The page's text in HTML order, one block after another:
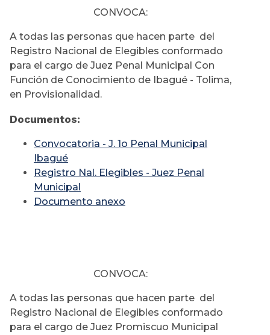
CONVOCA:
A todas las personas que hacen parte del
Registro Nacional de Elegibles conformado
para el cargo de Juez Penal Municipal Con
Función de Conocimiento de Ibagué - Tolima,
en Provisionalidad.
Documentos:
Convocatoria - J. 1o Penal Municipal
Ibagué
Registro Nal. Elegibles - Juez Penal
Municipal
Documento anexo
CONVOCA:
A todas las personas que hacen parte del
Registro Nacional de Elegibles conformado
para el cargo de Juez Promiscuo Municipal